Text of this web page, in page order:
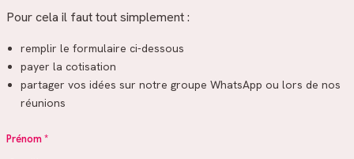
Pour cela il faut tout simplement :
remplir le formulaire ci-dessous
payer la cotisation
partager vos idées sur notre groupe WhatsApp ou lors de nos
réunions
Prénom *